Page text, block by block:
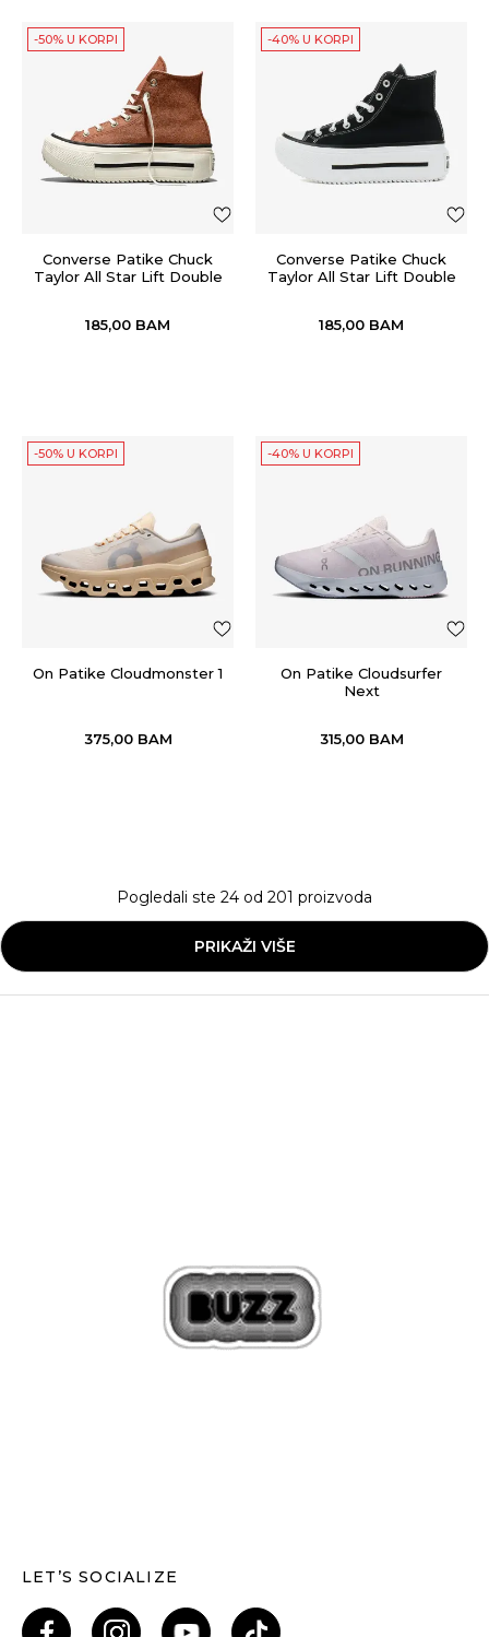
-50% U KORPI
Converse Patike Chuck
Taylor All Star Lift Double
185,00 BAM
-40% U KORPI
Converse Patike Chuck
Taylor All Star Lift Double
185,00 BAM
-50% U KORPI
On Patike Cloudmonster 1
375,00 BAM
-40% U KORPI
On Patike Cloudsurfer
Next
315,00 BAM
Pogledali ste 24 od 201 proizvoda
PRIKAŽI VIŠE
LET’S SOCIALIZE